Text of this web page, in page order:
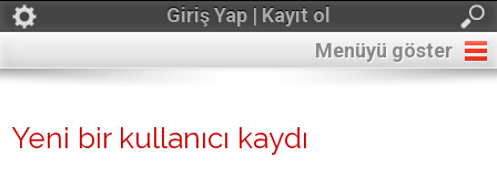
Giriş Yap | Kayıt ol
Menüyü göster
Yeni bir kullanıcı kaydı